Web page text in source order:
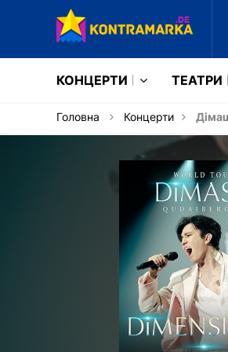
КОНЦЕРТИ ТЕАТРИ
Головна Концерти